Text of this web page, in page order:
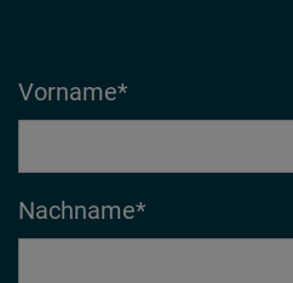
Vorname*
Nachname*